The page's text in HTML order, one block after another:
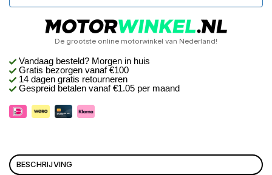
De grootste online motorwinkel van Nederland!
Vandaag besteld? Morgen in huis
Gratis bezorgen vanaf €100
14 dagen gratis retourneren
Gespreid betalen vanaf €1.05 per maand
BESCHRIJVING